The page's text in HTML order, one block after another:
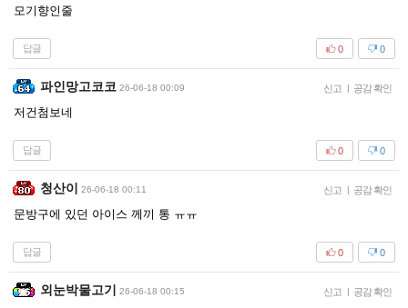
모기향인줄
답글 0
0
파인망고코코 26-06-18 00:09 신고 | 공감 확인
저건첨보네
답글 0
0
청산이 26-06-18 00:11 신고 | 공감 확인
문방구에 있던 아이스 께끼 통 ㅠㅠ
답글 0
0
외눈박물고기 26-06-18 00:15 신고 | 공감 확인